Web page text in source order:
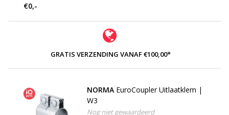
€0,-
GRATIS VERZENDING VANAF €100,00*
NORMA EuroCoupler Uitlaatklem |
W3
Nog niet gewaardeerd